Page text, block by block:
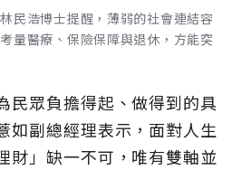
民浩博士提醒，薄弱的社會連結容
量醫療、保險保障與退休，方能突
民眾負擔得起、做得到的具
如副總經理表示，面對人生
財」缺一不可，唯有雙軸並